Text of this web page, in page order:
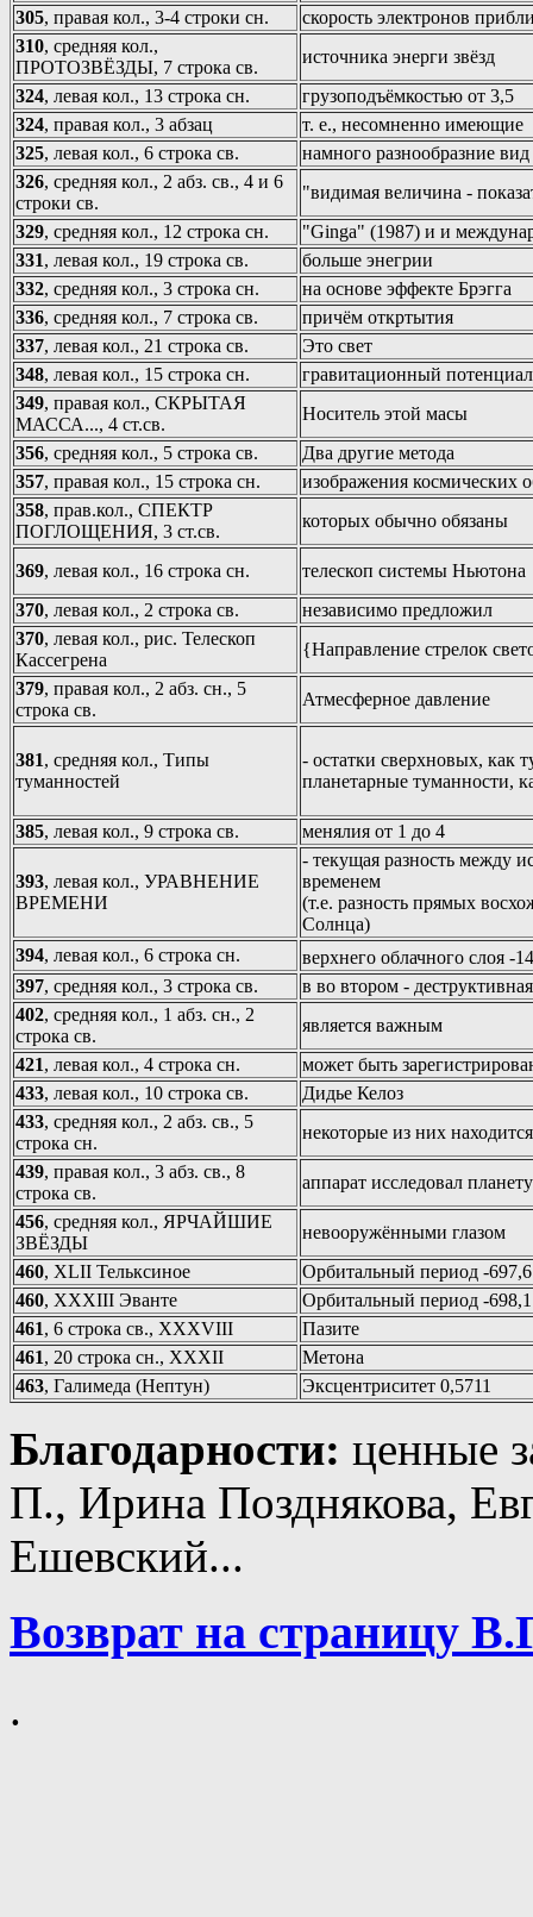
305, правая кол., 3-4 строки сн.
скорость электронов
310, средняя кол.,
ПРОТОЗВЁЗДЫ, 7 строка св.
источника энерги звёзд
324, левая кол., 13 строка сн.
грузоподъёмкостью от 3,5
324, правая кол., 3 абзац
т. е., несомненно имеющие
325, левая кол., 6 строка св.
намного разнообразние вид
326, средняя кол., 2 абз. св., 4 и 6
строки св.
"видимая величина -
329, средняя кол., 12 строка сн.
"Ginga" (1987) и и
331, левая кол., 19 строка св.
больше энегрии
332, средняя кол., 3 строка сн.
на основе эффекте Брэгга
336, средняя кол., 7 строка св.
причём откртытия
337, левая кол., 21 строка св.
Это свет
348, левая кол., 15 строка сн.
гравитационный
349, правая кол., СКРЫТАЯ
МАССА..., 4 ст.св.
Носитель этой масы
356, средняя кол., 5 строка св.
Два другие метода
357, правая кол., 15 строка сн.
изображения космических
358, прав.кол., СПЕКТР
ПОГЛОЩЕНИЯ, 3 ст.св.
которых обычно обязаны
369, левая кол., 16 строка сн.
телескоп системы Ньютона
370, левая кол., 2 строка св.
независимо предложил
370, левая кол., рис. Телескоп
Кассегрена
{Направление стрелок
379, правая кол., 2 абз. сн., 5
строка св.
Атмесферное давление
381, средняя кол., Типы
туманностей
- остатки сверхновых, как
планетарные туманности,
385, левая кол., 9 строка св. менялия от 1 до 4
393, левая кол., УРАВНЕНИЕ
ВРЕМЕНИ
- текущая разность между
временем
(т.е. разность прямых
Солнца)
394, левая кол., 6 строка сн.
верхнего облачного слоя -
397, средняя кол., 3 строка св.
в во втором -
402, средняя кол., 1 абз. сн., 2
строка св.
является важным
421, левая кол., 4 строка сн.
может быть
433, левая кол., 10 строка св.
Дидье Келоз
433, средняя кол., 2 абз. св., 5
строка сн.
некоторые из них находится
439, правая кол., 3 абз. св., 8
строка св.
аппарат исследовал планету
456, средняя кол., ЯРЧАЙШИЕ
ЗВЁЗДЫ
невооружёнными глазом
460, XLII Тельксиное
Орбитальный период -697,6
460, XXXIII Эванте
Орбитальный период -698,1
461, 6 строка св., XXXVIII
Пазите
461, 20 строка сн., XXXII
Метона
463, Галимеда (Нептун) Эксцентриситет 0,5711
Благодарности: ценные
П., Ирина Позднякова,
Ешевский...
Возврат на страницу
.